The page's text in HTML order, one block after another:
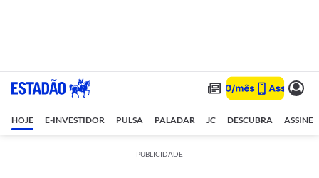
HOJE E-INVESTIDOR PULSA PALADAR JC DESCUBRA ASSINE
PUBLICIDADE